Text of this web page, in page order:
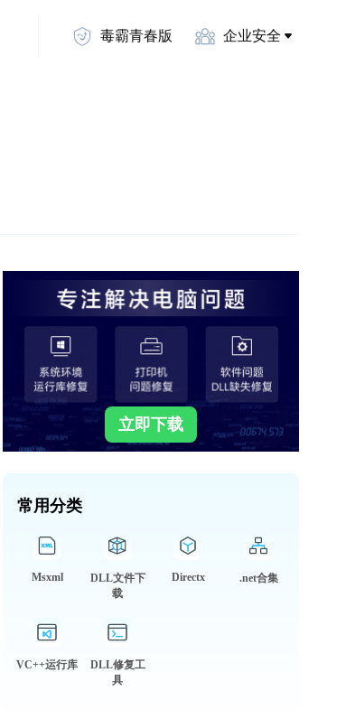
毒霸青春版 企业安全
立即下载
常用分类
Msxml
DLL文件下
载
Directx .net合集
VC++运行库
DLL修复工
具